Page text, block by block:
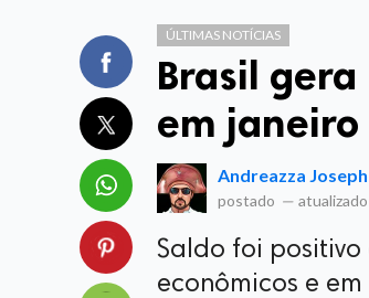
ÚLTIMAS NOTÍCIAS
Brasil
em janeiro
Andreazza Joseph
postado — atualizado
Saldo foi
econômicos e